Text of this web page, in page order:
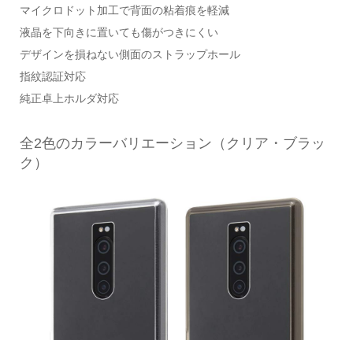
マイクロドット加工で背面の粘着痕を軽減
液晶を下向きに置いても傷がつきにくい
デザインを損ねない側面のストラップホール
指紋認証対応
純正卓上ホルダ対応
全2色のカラーバリエーション（クリア・ブラッ
ク）